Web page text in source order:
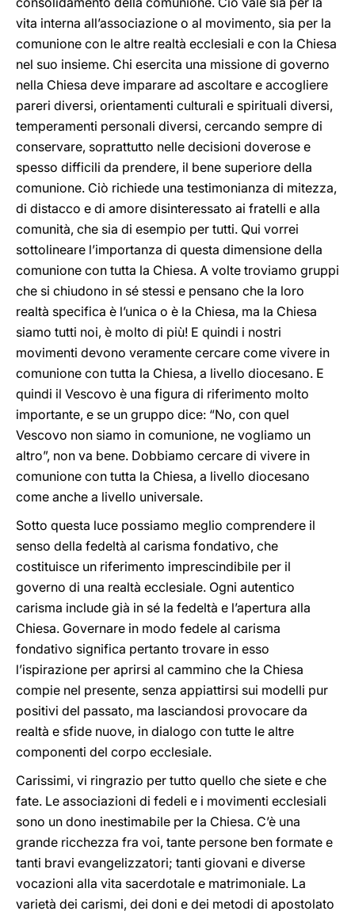
vita interna all’associazione o al movimento, sia per la
comunione con le altre realtà ecclesiali e con la Chiesa
nel suo insieme. Chi esercita una missione di governo
nella Chiesa deve imparare ad ascoltare e accogliere
pareri diversi, orientamenti culturali e spirituali diversi,
temperamenti personali diversi, cercando sempre di
conservare, soprattutto nelle decisioni doverose e
spesso difficili da prendere, il bene superiore della
comunione. Ciò richiede una testimonianza di mitezza,
di distacco e di amore disinteressato ai fratelli e alla
comunità, che sia di esempio per tutti. Qui vorrei
sottolineare l’importanza di questa dimensione della
comunione con tutta la Chiesa. A volte troviamo gruppi
che si chiudono in sé stessi e pensano che la loro
realtà specifica è l’unica o è la Chiesa, ma la Chiesa
siamo tutti noi, è molto di più! E quindi i nostri
movimenti devono veramente cercare come vivere in
comunione con tutta la Chiesa, a livello diocesano. E
quindi il Vescovo è una figura di riferimento molto
importante, e se un gruppo dice: “No, con quel
Vescovo non siamo in comunione, ne vogliamo un
altro”, non va bene. Dobbiamo cercare di vivere in
comunione con tutta la Chiesa, a livello diocesano
come anche a livello universale.
Sotto questa luce possiamo meglio comprendere il
senso della fedeltà al carisma fondativo, che
costituisce un riferimento imprescindibile per il
governo di una realtà ecclesiale. Ogni autentico
carisma include già in sé la fedeltà e l’apertura alla
Chiesa. Governare in modo fedele al carisma
fondativo significa pertanto trovare in esso
l’ispirazione per aprirsi al cammino che la Chiesa
compie nel presente, senza appiattirsi sui modelli pur
positivi del passato, ma lasciandosi provocare da
realtà e sfide nuove, in dialogo con tutte le altre
componenti del corpo ecclesiale.
Carissimi, vi ringrazio per tutto quello che siete e che
fate. Le associazioni di fedeli e i movimenti ecclesiali
sono un dono inestimabile per la Chiesa. C’è una
grande ricchezza fra voi, tante persone ben formate e
tanti bravi evangelizzatori; tanti giovani e diverse
vocazioni alla vita sacerdotale e matrimoniale. La
varietà dei carismi, dei doni e dei metodi di apostolato